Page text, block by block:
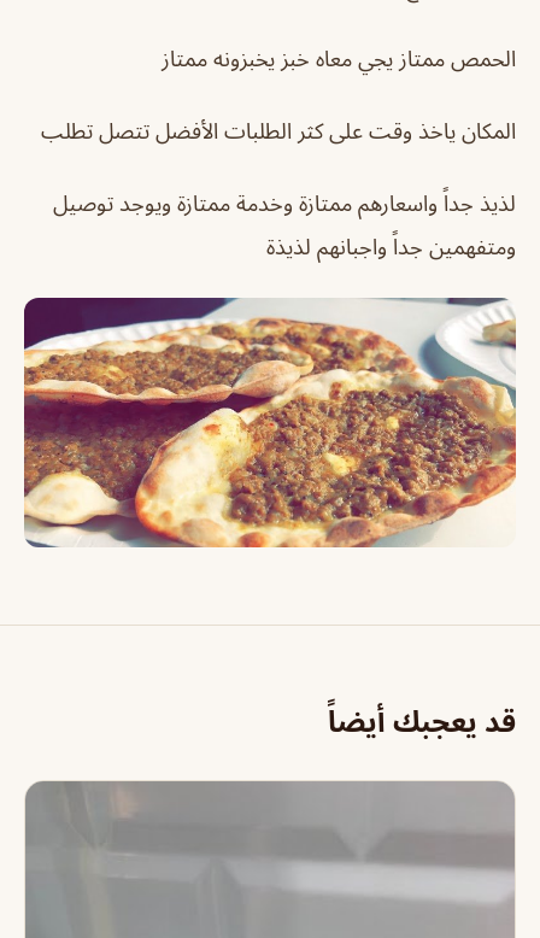
الحمص ممتاز يجي معاه خبز يخبزونه ممتاز
المكان ياخذ وقت على كثر الطلبات الأفضل تتصل تطلب
لذيذ جداً واسعارهم ممتازة وخدمة ممتازة ويوجد توصيل
ومتفهمين جداً واجبانهم لذيذة
قد يعجبك أيضاً